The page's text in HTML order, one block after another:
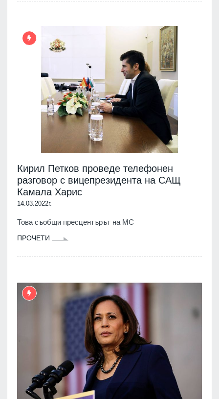
Кирил Петков проведе телефонен
разговор с вицепрезидента на САЩ
Камала Харис
14.03.2022г.
Това съобщи пресцентърът на МС
ПРОЧЕТИ